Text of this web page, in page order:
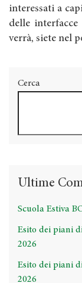
interessati a
delle
verrà, siete nel
Cerca
Ultime
Scuola Estiva
Esito dei piani
2026
Esito dei piani
2026